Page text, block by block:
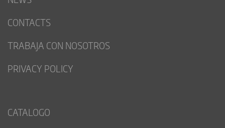
CONTACTS
TRABAJA CON NOSOTROS
PRIVACY POLICY
CATALOGO